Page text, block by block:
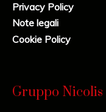
Privacy Policy
Note legali
Cookie Policy
Gruppo Nicolis